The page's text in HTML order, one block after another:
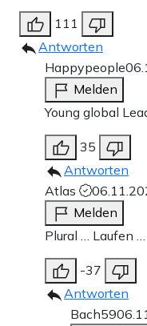
111
Antworten
Happypeople
Melden
Young global
35
Antworten
Atlas
Melden
Plural … Laufen
-37
Antworten
Bach59